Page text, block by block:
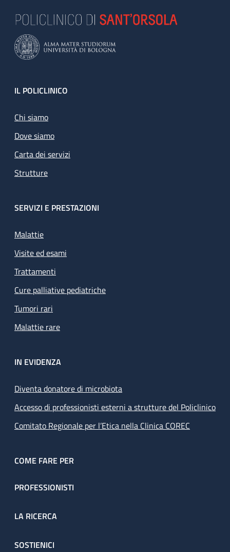
Footer
IL POLICLINICO
Chi siamo
Dove siamo
Carta dei servizi
Strutture
SERVIZI E PRESTAZIONI
Malattie
Visite ed esami
Trattamenti
Cure palliative pediatriche
Tumori rari
Malattie rare
IN EVIDENZA
Diventa donatore di microbiota
Accesso di professionisti esterni a strutture del Policlinico
Comitato Regionale per l’Etica nella Clinica COREC
COME FARE PER
PROFESSIONISTI
LA RICERCA
SOSTIENICI